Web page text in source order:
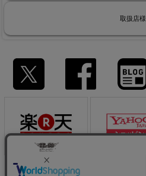
取扱店様